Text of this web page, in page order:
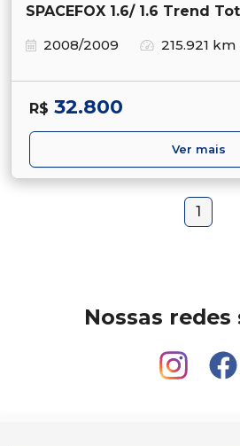
SPACEFOX 1.6/ 1.6 Trend
2008/2009
215.921 km
R$ 32.800
Ver mais
1
Nossas redes